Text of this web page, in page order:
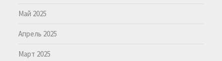
Май 2025
Апрель 2025
Март 2025